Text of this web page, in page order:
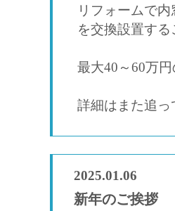
リフォームで
を交換設置する
最大40～60万
詳細はまた追
2025.01.06
新年のご挨拶